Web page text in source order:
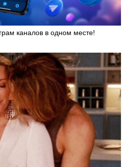
каналов в одном месте!